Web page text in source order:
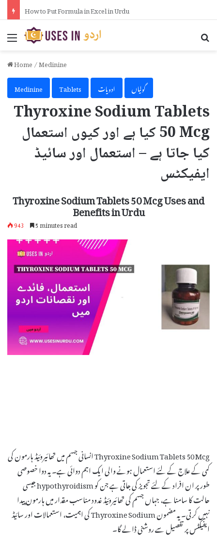
How to Activate iPhone Using 3uTools in Urdu
Menu
Home/Medinine
Medinine
Tablets ادویات گولیاں
Thyroxine Sodium Tablets
50 Mcg کیا ہے اور کیوں استعمال
کیا جاتا ہے – استعمال اور سائیڈ
ایفیکٹس
Thyroxine Sodium Tablets 50 Mcg Uses and
Benefits in Urdu
943 5 minutes read
Thyroxine Sodium Tablets 50 Mcg انسانی جسم میں تھائیروئیڈ ہارمون کی
کمی کے علاج کے لئے استعمال ہونے والی ایک اہم دوائی ہے۔ یہ دوا خصوصی
طور پر ان افراد کے لئے تجویز کی جاتی ہے جن کو hypothyroidism جیسی
حالت کا سامنا ہے، جہاں جسم کی تھائیروئیڈ غدود مناسب مقدار میں ہارمون پیدا
نہیں کرتی۔ یہ مضمون Thyroxine Sodium کی اہمیت، استعمالات اور سائیڈ
ایفیکٹس پر تفصیل سے روشنی ڈالے گا۔